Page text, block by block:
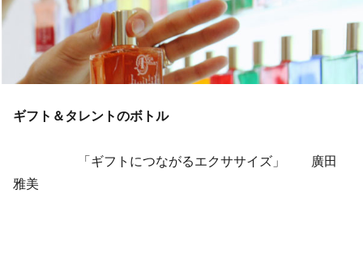
ギフト＆タレントのボトル
「ギフトにつながるエクササイズ」 廣田
雅美